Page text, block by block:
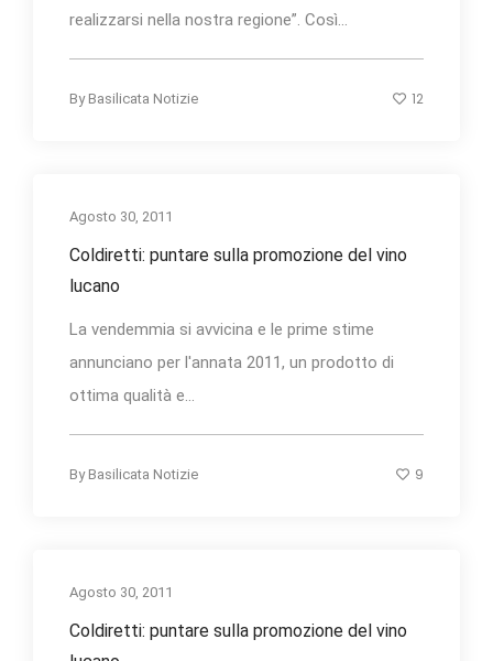
realizzarsi nella nostra regione”. Così...
By Basilicata Notizie 12
Agosto 30, 2011
Coldiretti: puntare sulla promozione del vino
lucano
La vendemmia si avvicina e le prime stime
annunciano per l'annata 2011, un prodotto di
ottima qualità e...
By Basilicata Notizie 9
Agosto 30, 2011
Coldiretti: puntare sulla promozione del vino